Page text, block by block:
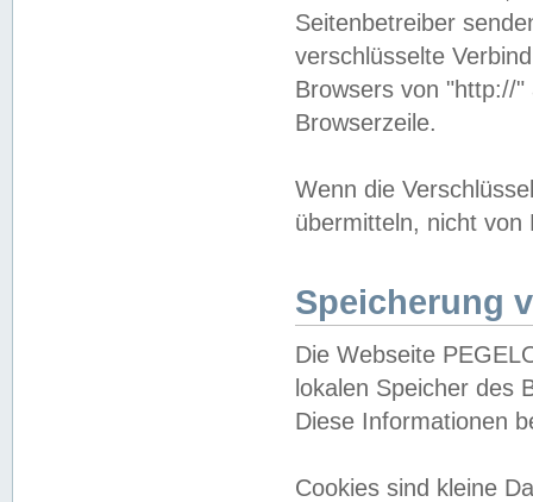
Seitenbetreiber
verschlüsselte
Browsers von "http://
Browserzeile.
Wenn die
übermitteln, nicht von
Speicherung
Die Webseite
lokalen Speicher des
Diese Informationen
Cookies sind kleine